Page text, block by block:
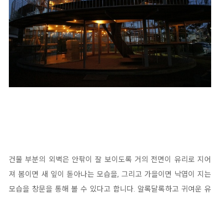
건물 부분의 외벽은 안팎이 잘 보이도록 거의 전면이 유리로 지어
져 봄이면 새 잎이 돋아나는 모습을, 그리고 가을이면 낙엽이 지는
모습을 창문을 통해 볼 수 있다고 합니다. 알록달록하고 귀여운 유